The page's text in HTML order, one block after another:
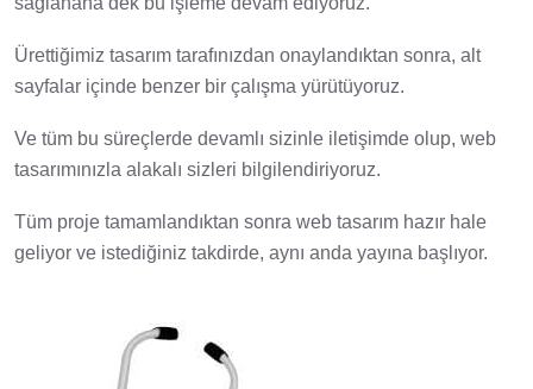
Ürettiğimiz tasarım tarafınızdan onaylandıktan sonra, alt
sayfalar içinde benzer bir çalışma yürütüyoruz.
Ve tüm bu süreçlerde devamlı sizinle iletişimde olup, web
tasarımınızla alakalı sizleri bilgilendiriyoruz.
Tüm proje tamamlandıktan sonra web tasarım hazır hale
geliyor ve istediğiniz takdirde, aynı anda yayına başlıyor.